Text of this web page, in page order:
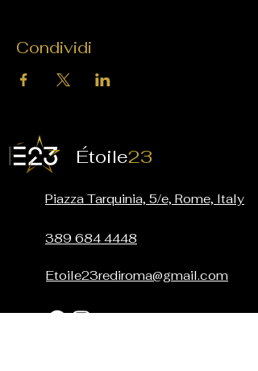
Condividi
Étoile23
Piazza Tarquinia, 5/e, Rome, Italy
389 684 4448
Etoile23rediroma@gmail.com